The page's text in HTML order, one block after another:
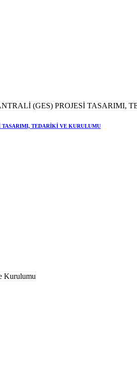
TASARIMI, TEDARİKİ VE KURULUMU